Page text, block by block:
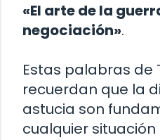
«El arte de la
negociación».
Estas palabras de
recuerdan que la
astucia son
cualquier